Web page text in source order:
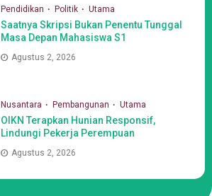
Pendidikan Politik Utama
Saatnya Skripsi Bukan Penentu Tunggal
Masa Depan Mahasiswa S1
Agustus 2, 2026
Nusantara Pembangunan Utama
OIKN Terapkan Hunian Responsif,
Lindungi Pekerja Perempuan
Agustus 2, 2026